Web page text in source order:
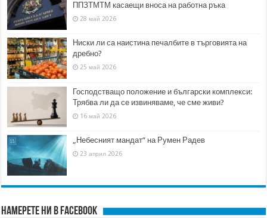
ППЗТМТМ касаещи вноса на работна ръка
28 май 2026
Ниски ли са наистина печалбите в търговията на
дребно?
25 май 2026
Господстващо положение и български комплекси:
Трябва ли да се извиняваме, че сме живи?
16 май 2026
„Небесният мандат“ на Румен Радев
23 април 2026
Намерете ни в FACEBOOK